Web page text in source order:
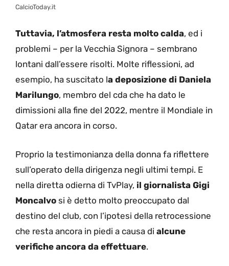
CalcioToday.it
Tuttavia, l’atmosfera resta molto calda, ed i
problemi – per la Vecchia Signora – sembrano
lontani dall’essere risolti. Molte riflessioni, ad
esempio, ha suscitato la deposizione di Daniela
Marilungo, membro del cda che ha dato le
dimissioni alla fine del 2022, mentre il Mondiale in
Qatar era ancora in corso.
Proprio la testimonianza della donna fa riflettere
sull’operato della dirigenza negli ultimi tempi. E
nella diretta odierna di TvPlay, il giornalista Gigi
Moncalvo si è detto molto preoccupato dal
destino del club, con l’ipotesi della retrocessione
che resta ancora in piedi a causa di alcune
verifiche ancora da effettuare.